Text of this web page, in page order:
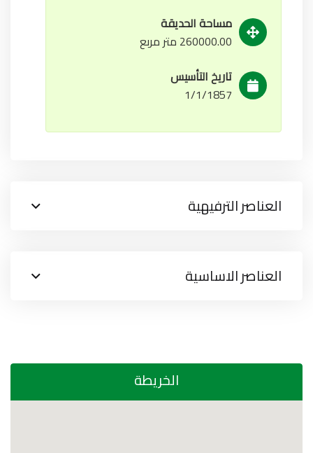
مساحة الحديقة
260000.00 متر مربع
تاريخ التأسيس
1/1/1857
العناصر الترفيهية
العناصر الاساسية
الخريطة